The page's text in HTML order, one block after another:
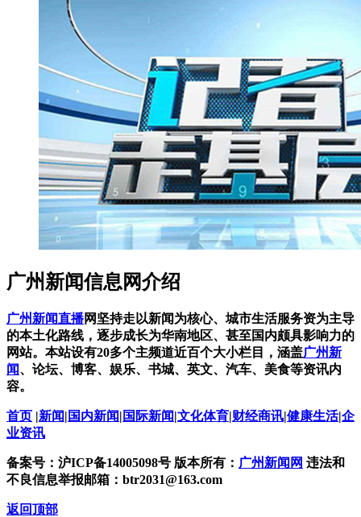
广州新闻信息网介绍
广州新闻直播网坚持走以新闻为核心、城市生活服务资为主导
的本土化路线，逐步成长为华南地区、甚至国内颇具影响力的
网站。本站设有20多个主频道近百个大小栏目，涵盖广州新
闻、论坛、博客、娱乐、书城、英文、汽车、美食等资讯内
容。
首页 |新闻| 国内新闻| 国际新闻|文化体育|财经商讯|健康生活|企
业资讯
备案号：沪ICP备14005098号 版本所有： 广州新闻网 违法和
不良信息举报邮箱：btr2031@163.com
返回顶部